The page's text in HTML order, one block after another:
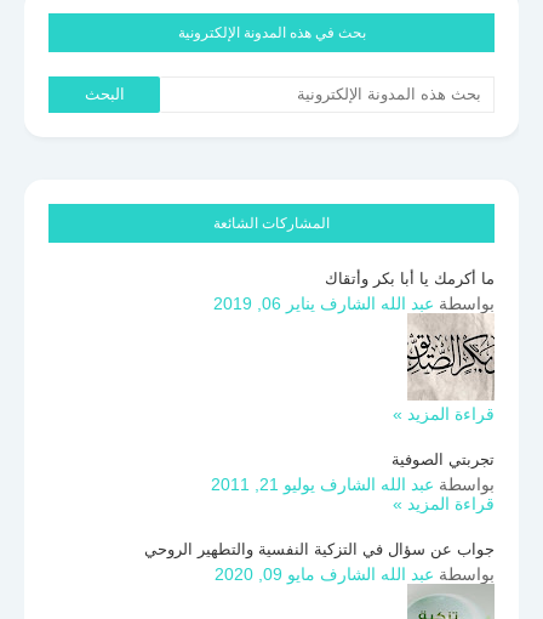
بحث في هذه المدونة الإلكترونية
المشاركات الشائعة
ما أكرمك يا أبا بكر وأتقاك
بواسطة عبد الله الشارف يناير 06, 2019
قراءة المزيد »
تجربتي الصوفية
بواسطة عبد الله الشارف يوليو 21, 2011
قراءة المزيد »
جواب عن سؤال في التزكية النفسية والتطهير الروحي
بواسطة عبد الله الشارف مايو 09, 2020